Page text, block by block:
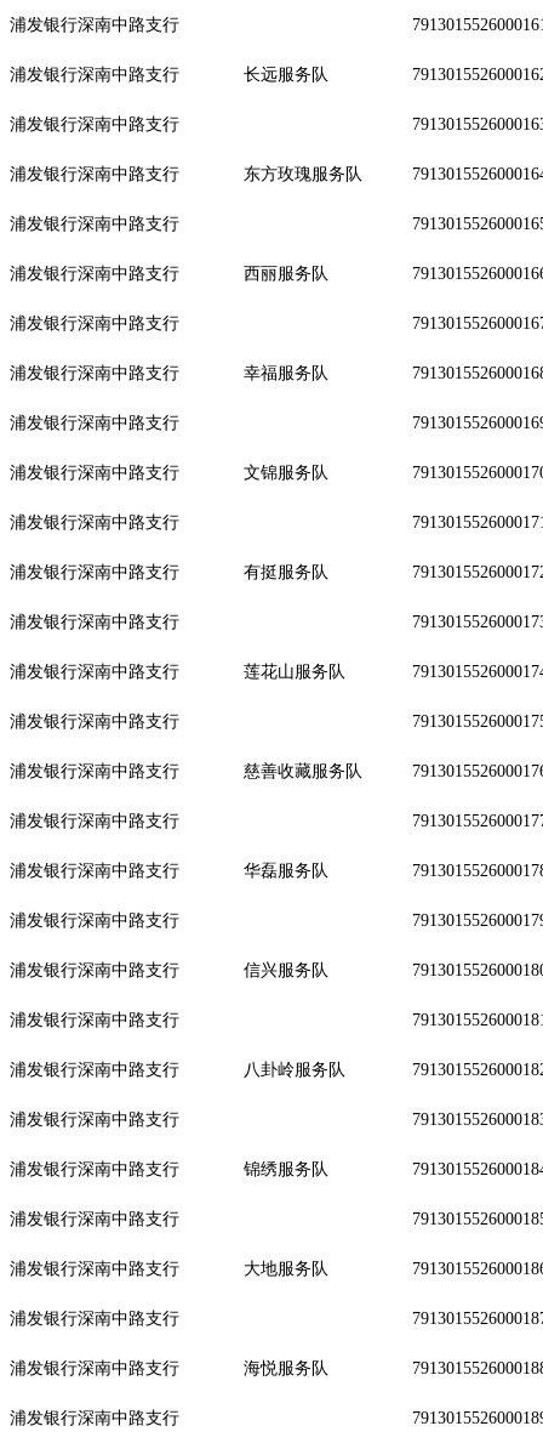
浦发银行深南中路支行
浦发银行深南中路支行 长远服务队
浦发银行深南中路支行
浦发银行深南中路支行 东方玫瑰服务队
浦发银行深南中路支行
浦发银行深南中路支行 西丽服务队
浦发银行深南中路支行
浦发银行深南中路支行 幸福服务队
浦发银行深南中路支行
浦发银行深南中路支行 文锦服务队
浦发银行深南中路支行
浦发银行深南中路支行 有挺服务队
浦发银行深南中路支行
浦发银行深南中路支行 莲花山服务队
浦发银行深南中路支行
浦发银行深南中路支行 慈善收藏服务队
浦发银行深南中路支行
浦发银行深南中路支行 华磊服务队
浦发银行深南中路支行
浦发银行深南中路支行 信兴服务队
浦发银行深南中路支行
浦发银行深南中路支行 八卦岭服务队
浦发银行深南中路支行
浦发银行深南中路支行 锦绣服务队
浦发银行深南中路支行
浦发银行深南中路支行 大地服务队
浦发银行深南中路支行
浦发银行深南中路支行 海悦服务队
浦发银行深南中路支行